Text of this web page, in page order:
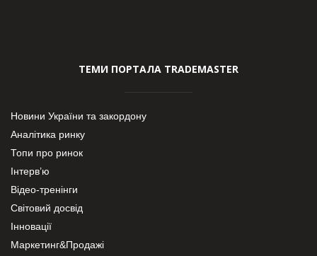
ТЕМИ ПОРТАЛА TRADEMASTER
Новини України та закордону
Аналітика ринку
Топи про ринок
Інтерв’ю
Відео-тренінги
Світовий досвід
Інновації
Маркетинг&Продажі